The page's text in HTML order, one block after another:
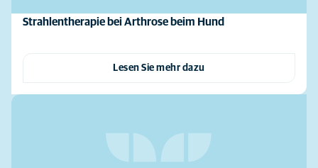
Strahlentherapie bei Arthrose beim Hund
Lesen Sie mehr dazu